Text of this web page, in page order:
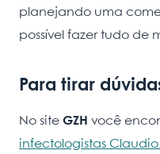
planejando uma
possível fazer tudo de
Para tirar
No site GZH você
infectologistas